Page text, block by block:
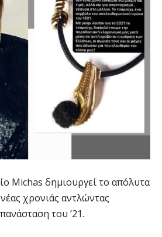
Michas δημιουργεί το απόλυτα
χρονιάς αντλώντας
του ’21.